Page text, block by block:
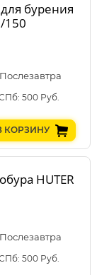
бурения
150
500 Руб.
КОРЗИНУ
HUTER
500 Руб.